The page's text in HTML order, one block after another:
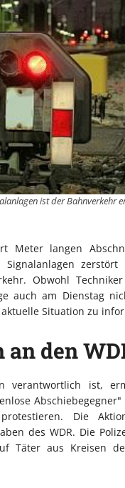
ist der Bahnverkehr
Meter langen
Obwohl
auch am Dienstag
Situation zu
den
verantwortlich ist,
Die
des WDR. Die
Täter aus Kreisen